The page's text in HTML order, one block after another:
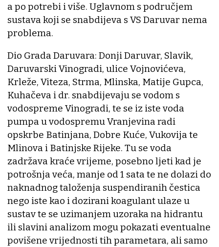
a po potrebi i više. Uglavnom s područjem
sustava koji se snabdijeva s VS Daruvar nema
problema.
Dio Grada Daruvara: Donji Daruvar, Slavik,
Daruvarski Vinogradi, ulice Vojnovićeva,
Krleže, Viteza, Strma, Mlinska, Matije Gupca,
Kuhačeva i dr. snabdijevaju se vodom s
vodospreme Vinogradi, te se iz iste voda
pumpa u vodospremu Vranjevina radi
opskrbe Batinjana, Dobre Kuće, Vukovija te
Mlinova i Batinjske Rijeke. Tu se voda
zadržava kraće vrijeme, posebno ljeti kad je
potrošnja veća, manje od 1 sata te ne dolazi do
naknadnog taloženja suspendiranih čestica
nego iste kao i dozirani koagulant ulaze u
sustav te se uzimanjem uzoraka na hidrantu
ili slavini analizom mogu pokazati eventualne
povišene vrijednosti tih parametara, ali samo